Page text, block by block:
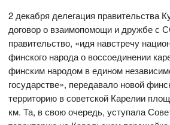
2 декабря делегация правительства
договор о взаимопомощи и дружбе с
правительство, «идя навстречу
финского народа о воссоединении
финским народом в едином
государстве», передавало новой
территорию в советской Карелии
км. Та, в свою очередь, уступала